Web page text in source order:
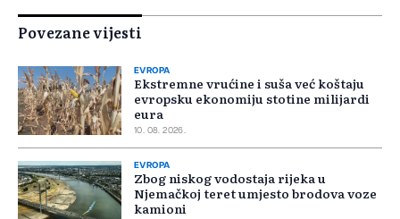
Povezane vijesti
EVROPA
Ekstremne vrućine i suša već koštaju
evropsku ekonomiju stotine milijardi
eura
10. 08. 2026.
EVROPA
Zbog niskog vodostaja rijeka u
Njemačkoj teret umjesto brodova voze
kamioni